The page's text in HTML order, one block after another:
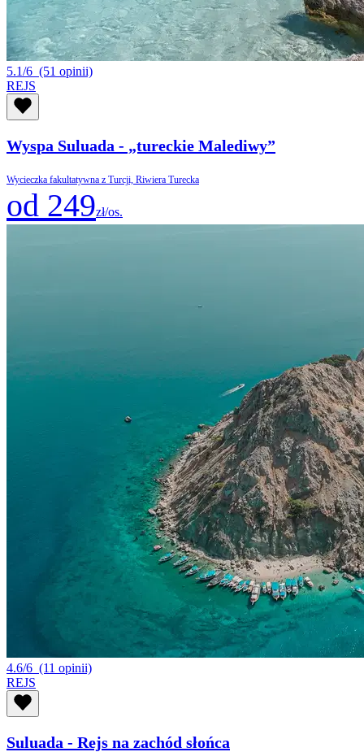
5.1/6 (51 opinii)
REJS
Wyspa Suluada - „tureckie Malediwy”
Wycieczka fakultatywna z Turcji, Riwiera Turecka
od 249zł/os.
4.6/6 (11 opinii)
REJS
Suluada - Rejs na zachód słońca